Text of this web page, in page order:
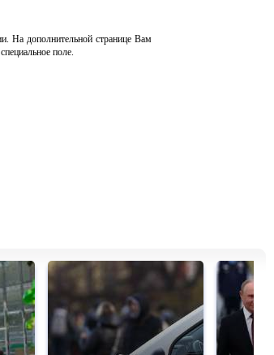
На дополнительной странице Вам
поле.